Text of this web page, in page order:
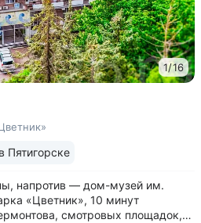
1/16
в Пятигорске
напротив — дом-музей им.
«Цветник», 10 минут
смотровых площадок,